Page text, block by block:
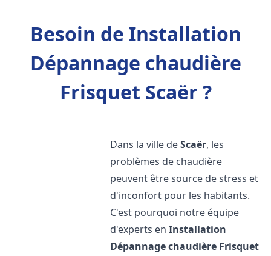
Besoin de Installation
Dépannage chaudière
Frisquet Scaër ?
Dans la ville deScaër, les
problèmes de chaudière
peuvent être source de stress et
d'inconfort pour les habitants.
C'est pourquoi notre équipe
d'experts enInstallation
Dépannage chaudière Frisquet